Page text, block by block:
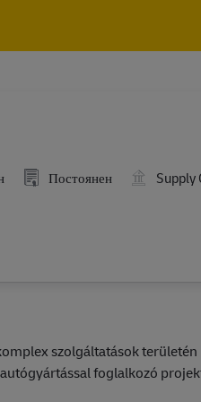
Постоянен
Supply
szolgáltatások területén
foglalkozó